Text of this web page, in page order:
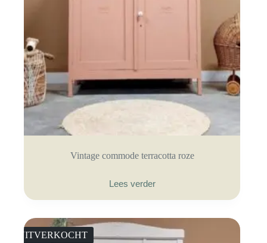
Vintage commode terracotta roze
Lees verder
UITVERKOCHT